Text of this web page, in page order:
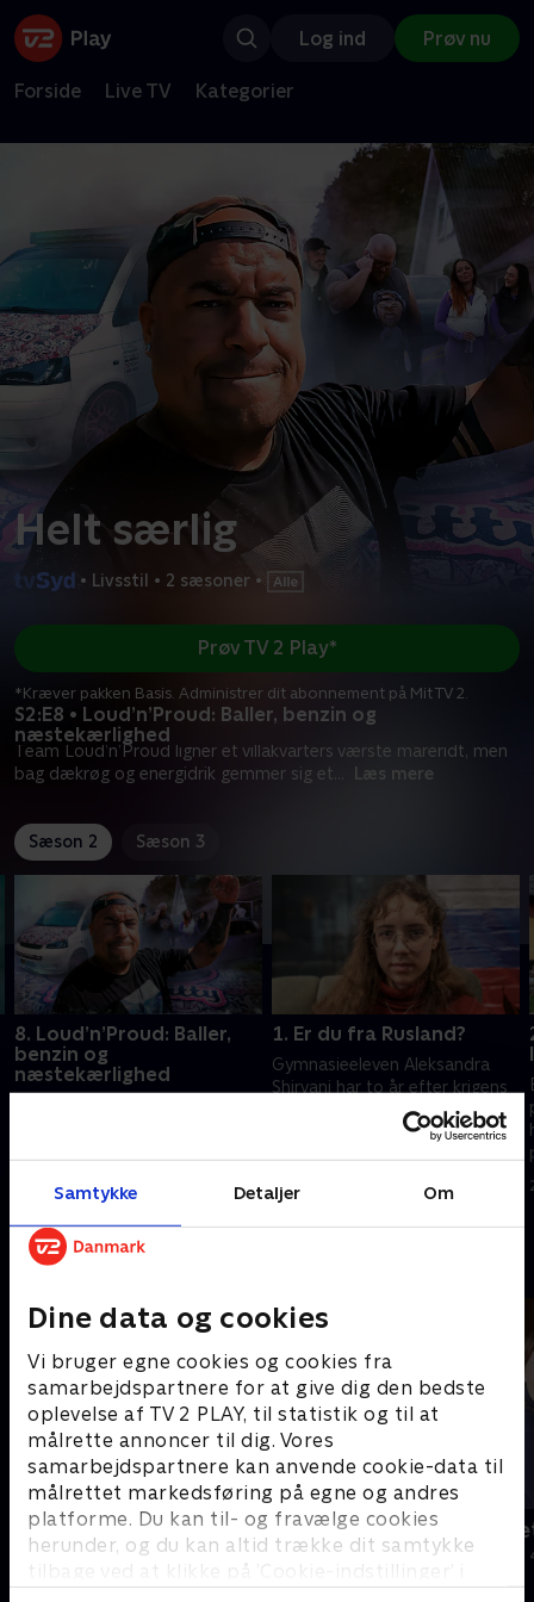
Samtykke Detaljer Om
Dine data og cookies
Vi bruger egne cookies og cookies fra
samarbejdspartnere for at give dig den bedste
oplevelse af TV 2 PLAY, til statistik og til at
målrette annoncer til dig. Vores
samarbejdspartnere kan anvende cookie-data til
målrettet markedsføring på egne og andres
platforme. Du kan til- og fravælge cookies
herunder, og du kan altid trække dit samtykke
tilbage ved at klikke på ’Cookie-indstillinger’ i
Log ind Prøv nu
Forside Live TV Kategorier
Helt særlig
• Livsstil • 2 sæsoner •
S2:E8 • Loud’n’Proud: Baller, benzin og
næstekærlighed
Team Loud’n’Proud ligner et villakvarters værste mareridt, men
bag dækrøg og energidrik gemmer sig et
Læs mere
Prøv TV 2 Play*
*Kræver pakken Basis. Administrer dit abonnement på Mit TV 2.
Sæson 2 Sæson 3
8. Loud’n’Proud: Baller,
benzin og
næstekærlighed
fællesskab og et ønske om at
11. november 2023 • 7 min
1. Er du fra Rusland?
Gymnasieeleven Aleksandra
Shirvani har to år efter krigens
udbrud i Ukraine stadig dårlig
samvittighed og svært ved at
28. august 2024 • 5 min
Andre så også
Snyd din alder
Livsstil • 2 sæsoner
Jul på
2020 • Livsstil •